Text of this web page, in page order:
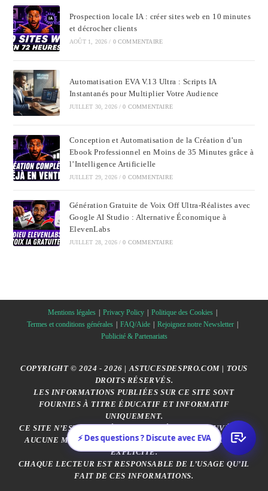
Prospection locale IA : créer sites web en 10 minutes
et décrocher clients
AOÛT 1, 2026 / 0 COMMENTAIRE
Automatisation EVA V.13 Ultra : Scripts IA
Instantanés pour Multiplier Votre Audience
JUILLET 30, 2026 / 0 COMMENTAIRE
Conception et Automatisation de la Création d’un
Ebook Professionnel en Moins de 35 Minutes grâce à
l’Intelligence Artificielle
JUILLET 29, 2026 / 0 COMMENTAIRE
Génération Gratuite de Voix Off Ultra-Réalistes avec
Google AI Studio : Alternative Économique à
ElevenLabs
JUILLET 28, 2026 / 0 COMMENTAIRE
Mentions légales Privacy Policy
Politique des Cookies
Termes et conditions générales
FAQ/Aide
Rejoignez notre Newsletter
Publicité & Partenariats
COPYRIGHT © 2024 - 2026 | ASTUCESDESPRO.COM | TOUS
DROITS RÉSERVÉS.
LES INFORMATIONS PUBLIÉES SUR CE SITE SONT
FOURNIES À TITRE ÉDUCATIF ET INFORMATIF
UNIQUEMENT.
CE SITE N’EST AFFILIÉ, SPONSORISÉ OU APPROUVÉ PAR
AUCUNE MARQUE CITÉE, SAUF MENTION CONTRAIRE
EXPLICITE.
CHAQUE LECTEUR EST RESPONSABLE DE L’USAGE QU’IL
FAIT DE CES INFORMATIONS.
⚡ Des questions ? Discute avec EVA